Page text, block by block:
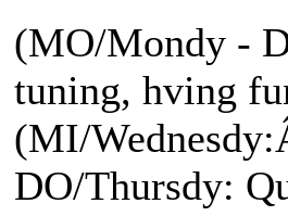
(MO/Mondy -
tuning, hving
(MI/
DO/Thursdy: